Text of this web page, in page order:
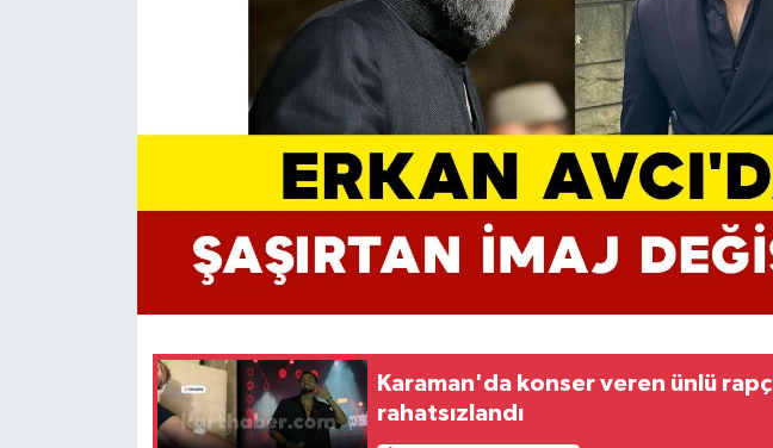
Karaman'da konser veren ünlü
rahatsızlandı